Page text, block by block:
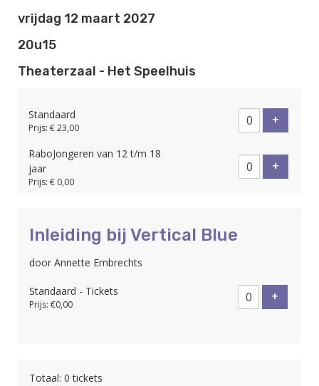
vrijdag 12 maart 2027
20u15
Theaterzaal - Het Speelhuis
Standaard
Prijs: € 23,00
+
RaboJongeren van 12 t/m 18
jaar
Prijs: € 0,00
+
Inleiding bij Vertical Blue
door Annette Embrechts
Standaard - Tickets
Prijs: €0,00
+
Totaal: 0 tickets